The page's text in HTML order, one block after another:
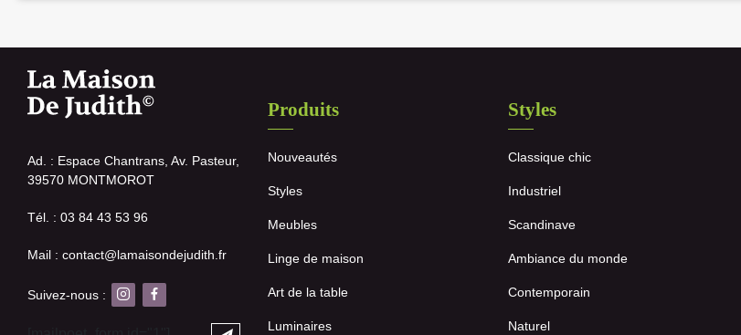
Ad. : Espace Chantrans, Av. Pasteur,
39570 MONTMOROT
Tél. : 03 84 43 53 96
Mail : contact@lamaisondejudith.fr
Suivez-nous :
Produits
Nouveautés
Styles
Meubles
Linge de maison
Art de la table
Luminaires
Styles
Classique chic
Industriel
Scandinave
Ambiance du monde
Contemporain
Naturel